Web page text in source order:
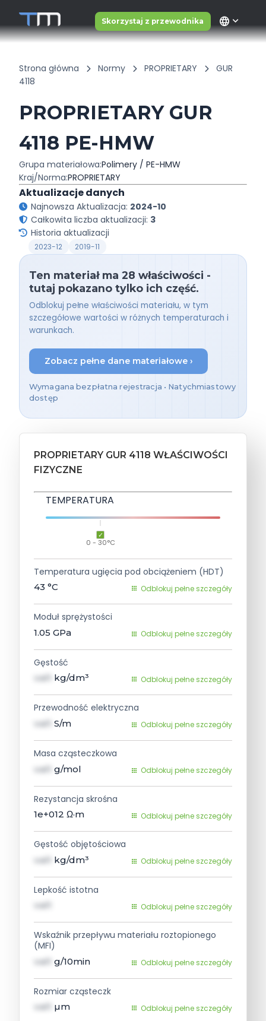
Skorzystaj z przewodnika language
Strona główna Normy PROPRIETARY
GUR
4118
PROPRIETARY GUR
4118 PE-HMW
Grupa materiałowa:Polimery / PE-HMW
Kraj/Norma:PROPRIETARY
Aktualizacje danych
Najnowsza Aktualizacja: 2024-10
Całkowita liczba aktualizacji: 3
Historia aktualizacji
2023-12 2019-11
Ten materiał ma 28 właściwości -
tutaj pokazano tylko ich część.
Odblokuj pełne właściwości materiału, w tym
szczegółowe wartości w różnych temperaturach i
warunkach.
Zobacz pełne dane materiałowe ›
Wymagana bezpłatna rejestracja • Natychmiastowy
dostęp
PROPRIETARY GUR 4118 WŁAŚCIWOŚCI
FIZYCZNE
TEMPERATURA
0 - 30°C
Temperatura ugięcia pod obciążeniem (HDT)
43 °C Odblokuj pełne szczegóły
Moduł sprężystości
1.05 GPa Odblokuj pełne szczegóły
Gęstość
val1 kg/dm³ Odblokuj pełne szczegóły
Przewodność elektryczna
val1 S/m Odblokuj pełne szczegóły
Masa cząsteczkowa
val1 g/mol Odblokuj pełne szczegóły
Rezystancja skrośna
1e+012 Ω·m Odblokuj pełne szczegóły
Gęstość objętościowa
val1 kg/dm³ Odblokuj pełne szczegóły
Lepkość istotna
val1 Odblokuj pełne szczegóły
Wskaźnik przepływu materiału roztopionego
(MFI)
val1 g/10min Odblokuj pełne szczegóły
Rozmiar cząsteczk
val1 µm Odblokuj pełne szczegóły